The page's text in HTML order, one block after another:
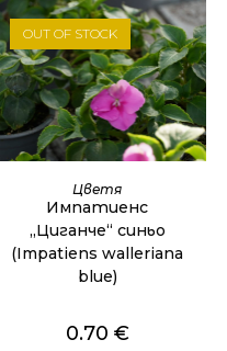
OUT OF STOCK
ОЩЕ
Цветя
Импатиенс
„Циганче“ синьо
(Impatiens walleriana
blue)
0.70 €